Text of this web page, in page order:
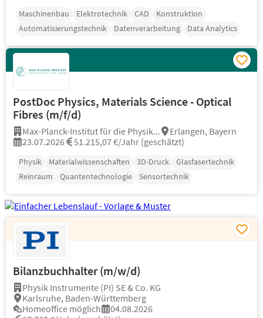
Maschinenbau Elektrotechnik CAD
Konstruktion
Automatisierungstechnik
Datenverarbeitung Data Analytics
PostDoc Physics, Materials Science - Optical
Fibres (m/f/d)
Max-Planck-Institut für die Physik...
Erlangen, Bayern
23.07.2026
51.215,07 €/Jahr (geschätzt)
Physik Materialwissenschaften 3D-Druck
Glasfasertechnik
Reinraum
Quantentechnologie Sensortechnik
Bilanzbuchhalter (m/w/d)
Physik Instrumente (PI) SE & Co. KG
Karlsruhe, Baden-Württemberg
Homeoffice möglich
04.08.2026